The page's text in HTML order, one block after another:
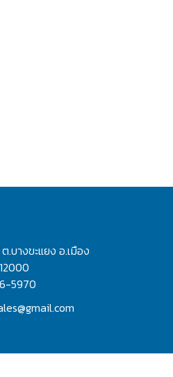
.บางขะแยง อ.เมือง
5970